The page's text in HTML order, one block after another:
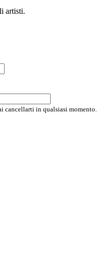
artisti.
cancellarti in qualsiasi momento.